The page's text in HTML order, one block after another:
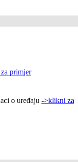
primjer
o uređaju ->klikni za